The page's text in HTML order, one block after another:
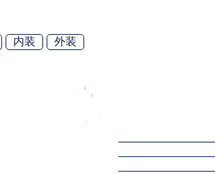
内装 外装